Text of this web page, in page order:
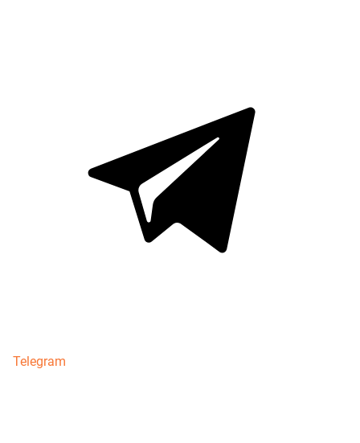
Telegram